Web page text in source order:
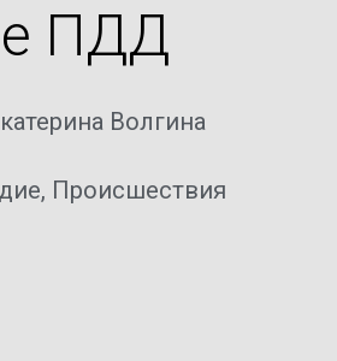
ПДД
Волгина
, Происшествия